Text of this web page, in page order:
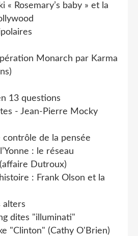
« Rosemary’s baby » et la
Monarch par Karma
13 questions
- Jean-Pierre Mocky
contrôle de la pensée
: le réseau
Dutroux)
: Frank Olson et la
alters
dites "illuminati"
"Clinton" (Cathy O'Brien)